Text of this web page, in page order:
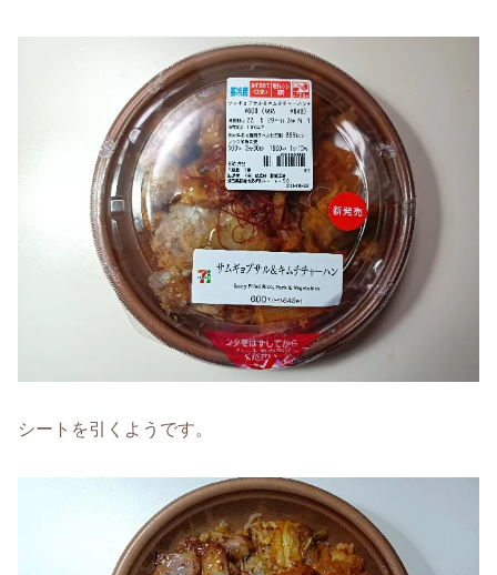
シートを引くようです。